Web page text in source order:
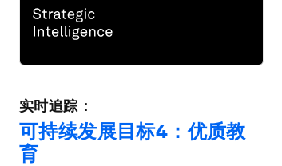
实时追踪：
可持续发展目标4：优质教
育